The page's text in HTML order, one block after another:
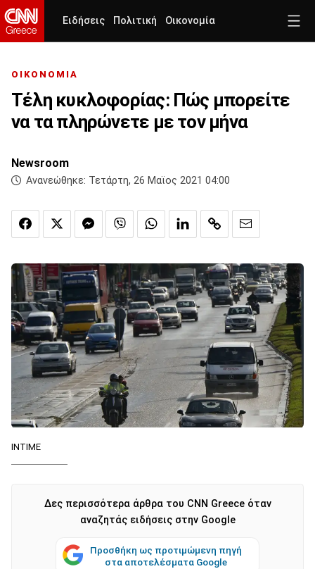
Ειδήσεις Πολιτική Οικονομία
ΟΙΚΟΝΟΜΙΑ
Τέλη κυκλοφορίας: Πώς μπορείτε
να τα πληρώνετε με τον μήνα
Newsroom
Ανανεώθηκε: Τετάρτη, 26 Μαϊος 2021 04:00
ΙΝΤΙΜΕ
Δες περισσότερα άρθρα του CNN Greece όταν
αναζητάς ειδήσεις στην Google
Προσθήκη ως προτιμώμενη πηγή
στα αποτελέσματα Google